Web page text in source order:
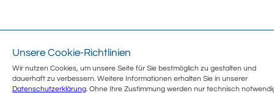
Unsere Cookie-Richtlinien
Wir nutzen Cookies, um unsere Seite für Sie bestmöglich zu gestalten und
dauerhaft zu verbessern. Weitere Informationen erhalten Sie in unserer
Datenschutzerklärung. Ohne Ihre Zustimmung werden nur technisch